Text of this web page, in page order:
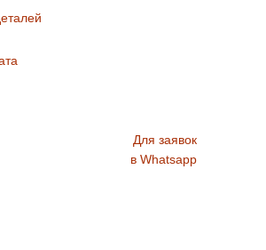
Для заявок
в Whatsapp